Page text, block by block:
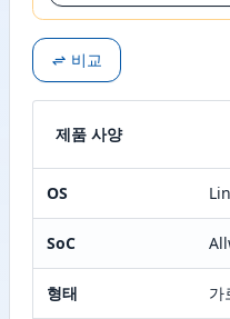
비교
제품 사양
OS
SoC
형태 가